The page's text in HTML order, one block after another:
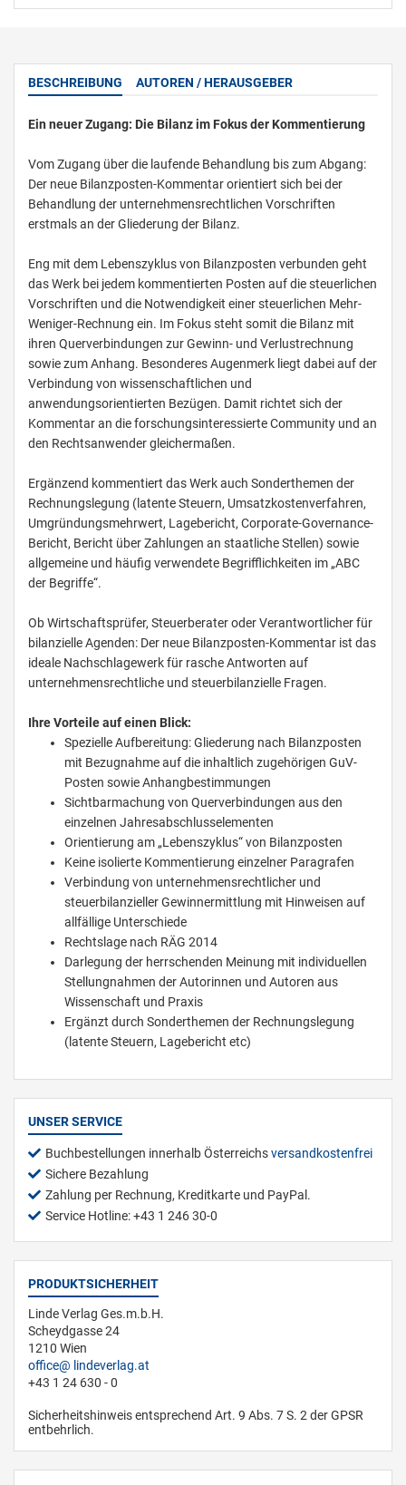
BESCHREIBUNG AUTOREN / HERAUSGEBER
Ein neuer Zugang: Die Bilanz im Fokus der Kommentierung
Vom Zugang über die laufende Behandlung bis zum Abgang:
Der neue Bilanzposten-Kommentar orientiert sich bei der
Behandlung der unternehmensrechtlichen Vorschriften
erstmals an der Gliederung der Bilanz.
Eng mit dem Lebenszyklus von Bilanzposten verbunden geht
das Werk bei jedem kommentierten Posten auf die steuerlichen
Vorschriften und die Notwendigkeit einer steuerlichen Mehr-
Weniger-Rechnung ein. Im Fokus steht somit die Bilanz mit
ihren Querverbindungen zur Gewinn- und Verlustrechnung
sowie zum Anhang. Besonderes Augenmerk liegt dabei auf der
Verbindung von wissenschaftlichen und
anwendungsorientierten Bezügen. Damit richtet sich der
Kommentar an die forschungsinteressierte Community und an
den Rechtsanwender gleichermaßen.
Ergänzend kommentiert das Werk auch Sonderthemen der
Rechnungslegung (latente Steuern, Umsatzkostenverfahren,
Umgründungsmehrwert, Lagebericht, Corporate-Governance-
Bericht, Bericht über Zahlungen an staatliche Stellen) sowie
allgemeine und häufig verwendete Begrifflichkeiten im „ABC
der Begriffe“.
Ob Wirtschaftsprüfer, Steuerberater oder Verantwortlicher für
bilanzielle Agenden: Der neue Bilanzposten-Kommentar ist das
ideale Nachschlagewerk für rasche Antworten auf
unternehmensrechtliche und steuerbilanzielle Fragen.
Ihre Vorteile auf einen Blick:
Spezielle Aufbereitung: Gliederung nach Bilanzposten
mit Bezugnahme auf die inhaltlich zugehörigen GuV-
Posten sowie Anhangbestimmungen
Sichtbarmachung von Querverbindungen aus den
einzelnen Jahresabschlusselementen
Orientierung am „Lebenszyklus“ von Bilanzposten
Keine isolierte Kommentierung einzelner Paragrafen
Verbindung von unternehmensrechtlicher und
steuerbilanzieller Gewinnermittlung mit Hinweisen auf
allfällige Unterschiede
Rechtslage nach RÄG 2014
Darlegung der herrschenden Meinung mit individuellen
Stellungnahmen der Autorinnen und Autoren aus
Wissenschaft und Praxis
Ergänzt durch Sonderthemen der Rechnungslegung
(latente Steuern, Lagebericht etc)
UNSER SERVICE
Buchbestellungen innerhalb Österreichsversandkostenfrei
Sichere Bezahlung
Zahlung per Rechnung, Kreditkarte und PayPal.
Service Hotline: +43 1 246 30-0
PRODUKTSICHERHEIT
Linde Verlag Ges.m.b.H.
Scheydgasse 24
1210 Wien
office
lindeverlag.at
+43 1 24 630 - 0
Sicherheitshinweis entsprechend Art. 9 Abs. 7 S. 2 der GPSR
entbehrlich.